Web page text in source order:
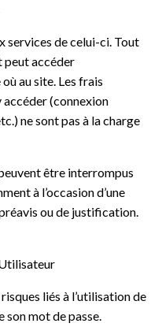
services de celui-ci. Tout
peut accéder
au site. Les frais
(connexion
ne sont pas à la charge
être interrompus
à l’occasion d’une
ou de justification.
liés à l’utilisation de
mot de passe.